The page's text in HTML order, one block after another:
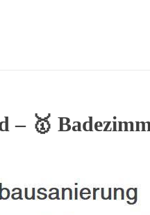
– 🥇